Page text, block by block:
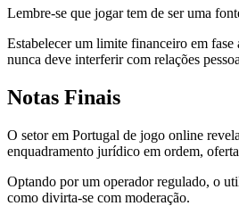
Lembre-se que jogar tem de ser uma
Estabelecer um limite financeiro em
nunca deve interferir com relações
Notas Finais
O setor em Portugal de jogo online
enquadramento jurídico em ordem,
Optando por um operador regulado, o
como divirta-se com moderação.